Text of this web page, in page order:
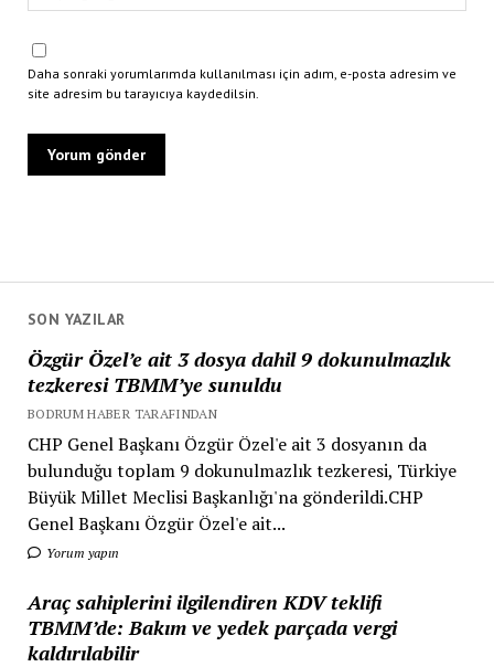
SON YAZILAR
Özgür Özel’e ait 3 dosya dahil 9 dokunulmazlık
tezkeresi TBMM’ye sunuldu
BODRUM HABER TARAFINDAN
CHP Genel Başkanı Özgür Özel'e ait 3 dosyanın da
bulunduğu toplam 9 dokunulmazlık tezkeresi, Türkiye
Büyük Millet Meclisi Başkanlığı'na gönderildi.CHP
Genel Başkanı Özgür Özel'e ait...
Yorum yapın
Araç sahiplerini ilgilendiren KDV teklifi
TBMM’de: Bakım ve yedek parçada vergi
kaldırılabilir
Daha sonraki yorumlarımda kullanılması için adım, e-posta adresim ve
site adresim bu tarayıcıya kaydedilsin.